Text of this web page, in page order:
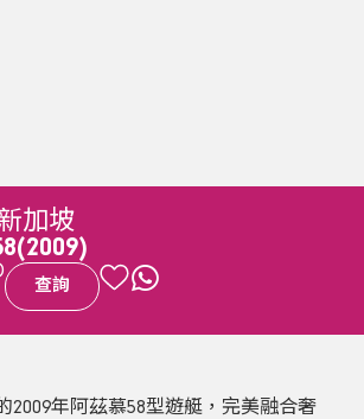
加坡
(2009)
查詢
2009年阿茲慕58型遊艇，完美融合奢